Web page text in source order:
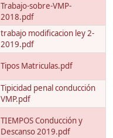
Trabajo-sobre-VMP-
2018.pdf
trabajo modificacion ley 2-
2019.pdf
Tipos Matriculas.pdf
Tipicidad penal conducción
VMP.pdf
TIEMPOS Conducción y
Descanso 2019.pdf